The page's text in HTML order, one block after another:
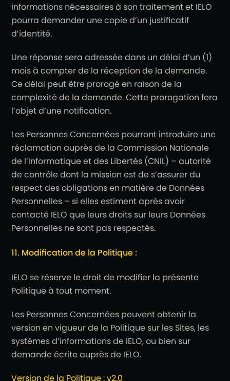
informations nécessaires à son traitement et IELO
pourra demander une copie d’un justificatif
d’identité.
Une réponse sera adressée dans un délai d’un (1)
mois à compter de la réception de la demande.
Ce délai peut être prorogé en raison de la
complexité de la demande. Cette prorogation fera
l’objet d’une notification.
Les Personnes Concernées pourront introduire une
réclamation auprès de la Commission Nationale
de l’Informatique et des Libertés (CNIL) – autorité
de contrôle dont la mission est de s’assurer du
respect des obligations en matière de Données
Personnelles – si elles estiment après avoir
contacté IELO que leurs droits sur leurs Données
Personnelles ne sont pas respectés.
11. Modification de la Politique :
IELO se réserve le droit de modifier la présente
Politique à tout moment.
Les Personnes Concernées peuvent obtenir la
version en vigueur de la Politique sur les Sites, les
systèmes d’informations de IELO, ou bien sur
demande écrite auprès de IELO.
Version de la Politique : v2.0